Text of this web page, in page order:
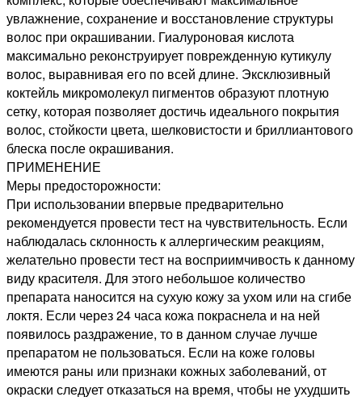
увлажнение, сохранение и восстановление структуры
волос при окрашивании. Гиалуроновая кислота
максимально реконструирует поврежденную кутикулу
волос, выравнивая его по всей длине. Эксклюзивный
коктейль микромолекул пигментов образуют плотную
сетку, которая позволяет достичь идеального покрытия
волос, стойкости цвета, шелковистости и бриллиантового
блеска после окрашивания.
ПРИМЕНЕНИЕ
Меры предосторожности:
При использовании впервые предварительно
рекомендуется провести тест на чувствительность. Если
наблюдалась склонность к аллергическим реакциям,
желательно провести тест на восприимчивость к данному
виду красителя. Для этого небольшое количество
препарата наносится на сухую кожу за ухом или на сгибе
локтя. Если через 24 часа кожа покраснела и на ней
появилось раздражение, то в данном случае лучше
препаратом не пользоваться. Если на коже головы
имеются раны или признаки кожных заболеваний, от
окраски следует отказаться на время, чтобы не ухудшить